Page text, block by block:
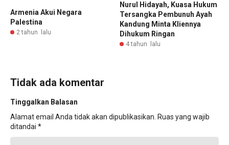
Armenia Akui Negara
Palestina
2 tahun lalu
Nurul Hidayah, Kuasa Hukum
Tersangka Pembunuh Ayah
Kandung Minta Kliennya
Dihukum Ringan
4 tahun lalu
Tidak ada komentar
Tinggalkan Balasan
Alamat email Anda tidak akan dipublikasikan. Ruas yang wajib
ditandai *